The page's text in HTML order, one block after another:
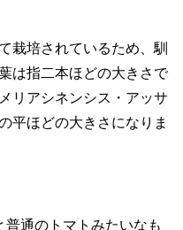
栽培されているため、馴
は指二本ほどの大きさで
リアシネンシス・アッサ
平ほどの大きさになりま
通のトマトみたいなも